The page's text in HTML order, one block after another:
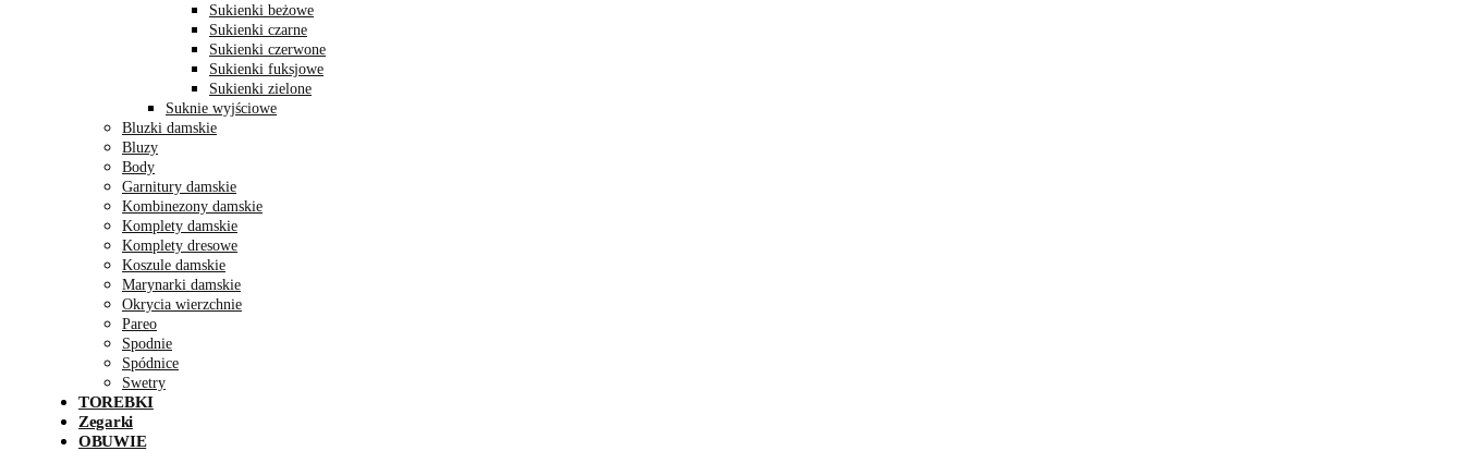
Sukienki beżowe
Sukienki czarne
Sukienki czerwone
Sukienki fuksjowe
Sukienki zielone
Suknie wyjściowe
Bluzki damskie
Bluzy
Body
Garnitury damskie
Kombinezony damskie
Komplety damskie
Komplety dresowe
Koszule damskie
Marynarki damskie
Okrycia wierzchnie
Pareo
Spodnie
Spódnice
Swetry
TOREBKI
Zegarki
OBUWIE